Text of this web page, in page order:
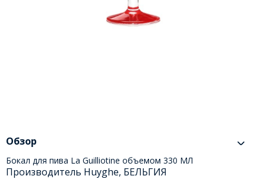
Обзор
Бокал для пива La Guilliotine объемом 330 МЛ
Производитель Huyghe, БЕЛЬГИЯ